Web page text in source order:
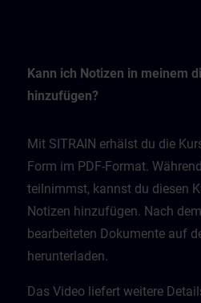
Kann ich Notizen in meinem
hinzufügen?
Mit SITRAIN erhälst du die
Form im PDF-Format.
teilnimmst, kannst du diesen
Notizen hinzufügen. Nach
bearbeiteten Dokumente auf
herunterladen.
Das Video liefert weitere